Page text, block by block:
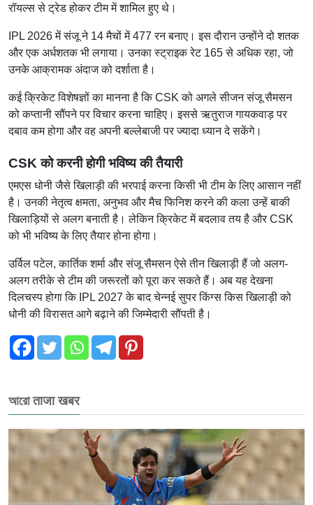
रॉयल्ससे ट्रेड होकर टीम में शामिल हुए थे।
IPL 2026 में संजू ने 14 मैचों में 477 रन बनाए। इस दौरान उन्होंने दो शतक
और एक अर्धशतक भी लगाया। उनका स्ट्राइक रेट 165 से अधिक रहा, जो
उनके आक्रामक अंदाज को दर्शाता है।
कई क्रिकेट विशेषज्ञों का मानना है कि CSK को अगले सीजन संजू सैमसन
को कप्तानी सौंपने पर विचार करना चाहिए। इससे ऋतुराज गायकवाड़ पर
दबाव कम होगा और वह अपनी बल्लेबाजी पर ज्यादा ध्यान दे सकेंगे।
CSK को करनी होगी भविष्य की तैयारी
एमएस धोनी जैसे खिलाड़ी की भरपाई करना किसी भी टीम के लिए आसान नहीं
है। उनकी नेतृत्व क्षमता, अनुभव और मैच फिनिश करने की कला उन्हें बाकी
खिलाड़ियों से अलग बनाती है। लेकिन क्रिकेट में बदलाव तय है और CSK
को भी भविष्य के लिए तैयार होना होगा।
उर्विल पटेल, कार्तिक शर्मा और संजू सैमसन ऐसे तीन खिलाड़ी हैं जो अलग-
अलग तरीके से टीम की जरूरतों को पूरा कर सकते हैं। अब यह देखना
दिलचस्प होगा कि IPL 2027 के बाद चेन्नई सुपर किंग्स किस खिलाड़ी को
धोनी की विरासत आगे बढ़ाने की जिम्मेदारी सौंपती है।
আরো ताजा खबर